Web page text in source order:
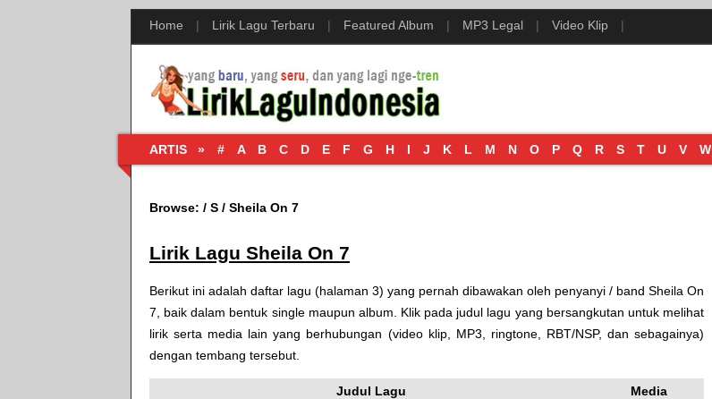
Home | Lirik Lagu Terbaru | Featured Album | MP3 Legal | Video Klip |
ARTIS » # A B C D E F G H I J K L M N O P Q R S T U V W
Browse: / S / Sheila On 7
Lirik Lagu Sheila On 7
Berikut ini adalah daftar lagu (halaman 3) yang pernah dibawakan oleh penyanyi / band Sheila On
7, baik dalam bentuk single maupun album. Klik pada judul lagu yang bersangkutan untuk melihat
lirik serta media lain yang berhubungan (video klip, MP3, ringtone, RBT/NSP, dan sebagainya)
dengan tembang tersebut.
Judul Lagu
Media